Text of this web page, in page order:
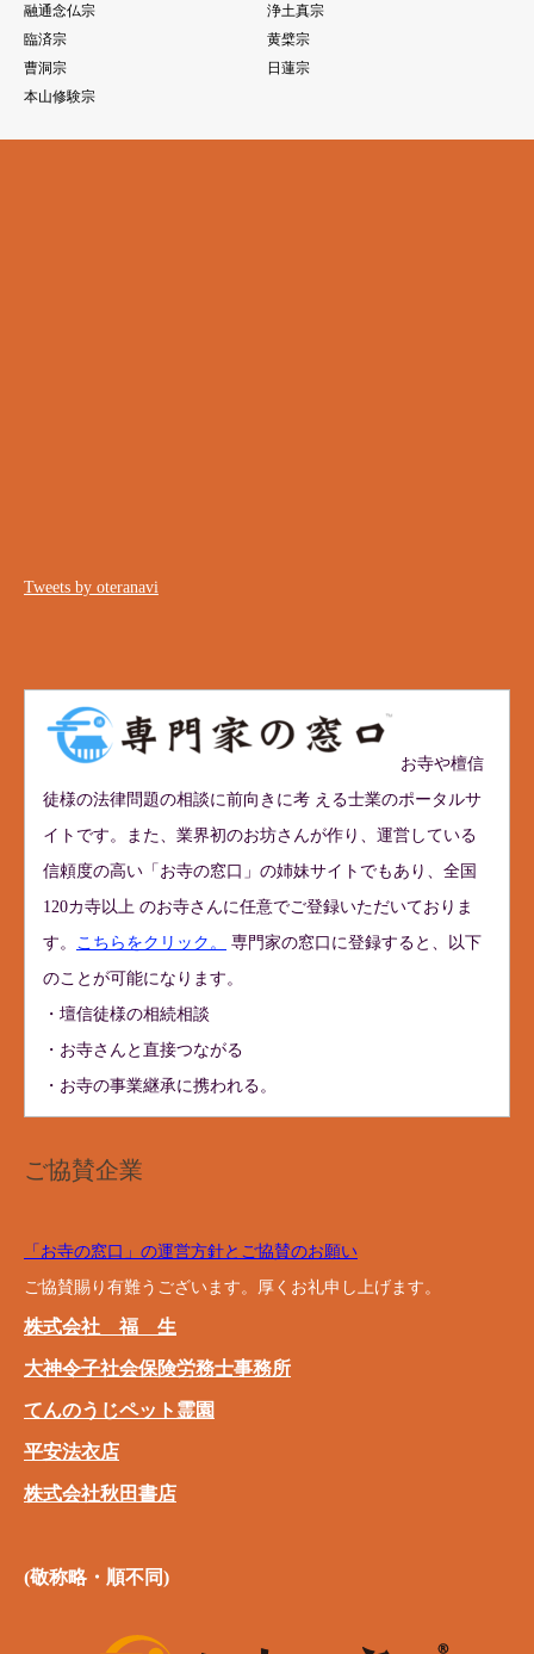
融通念仏宗
浄土真宗
臨済宗
黄檗宗
曹洞宗
日蓮宗
本山修験宗
Tweets by oteranavi
お寺や檀信
徒様の法律問題の相談に前向きに考 える士業のポータルサ
イトです。また、業界初のお坊さんが作り、運営している
信頼度の高い「お寺の窓口」の姉妹サイトでもあり、全国
120カ寺以上 のお寺さんに任意でご登録いただいておりま
す。
こちらをクリック。
専門家の窓口に登録すると、以下
のことが可能になります。
・壇信徒様の相続相談
・お寺さんと直接つながる
・お寺の事業継承に携われる。
ご協賛企業
「お寺の窓口」の運営方針とご協賛のお願い
ご協賛賜り有難うございます。厚くお礼申し上げます。
株式会社 福 生
大神令子社会保険労務士事務所
てんのうじペット霊園
平安法衣店
株式会社秋田書店
(敬称略・順不同)